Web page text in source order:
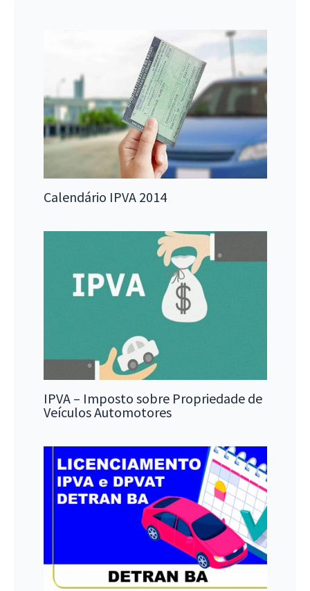
Calendário IPVA 2014
IPVA – Imposto sobre Propriedade de
Veículos Automotores